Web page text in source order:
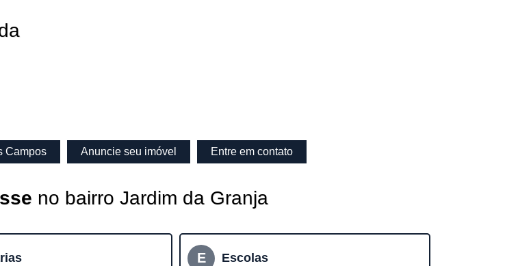
Campos Anuncie seu imóvel Entre em contato
no bairro Jardim da Granja
E Escolas